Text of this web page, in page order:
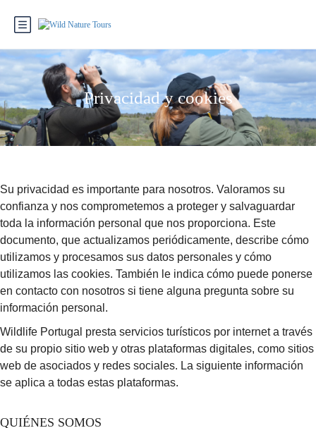
Privacidad y cookies
Su privacidad es importante para nosotros. Valoramos su
confianza y nos comprometemos a proteger y salvaguardar
toda la información personal que nos proporciona. Este
documento, que actualizamos periódicamente, describe cómo
utilizamos y procesamos sus datos personales y cómo
utilizamos las cookies. También le indica cómo puede ponerse
en contacto con nosotros si tiene alguna pregunta sobre su
información personal.
Wildlife Portugal presta servicios turísticos por internet a través
de su propio sitio web y otras plataformas digitales, como sitios
web de asociados y redes sociales. La siguiente información
se aplica a todas estas plataformas.
QUIÉNES SOMOS